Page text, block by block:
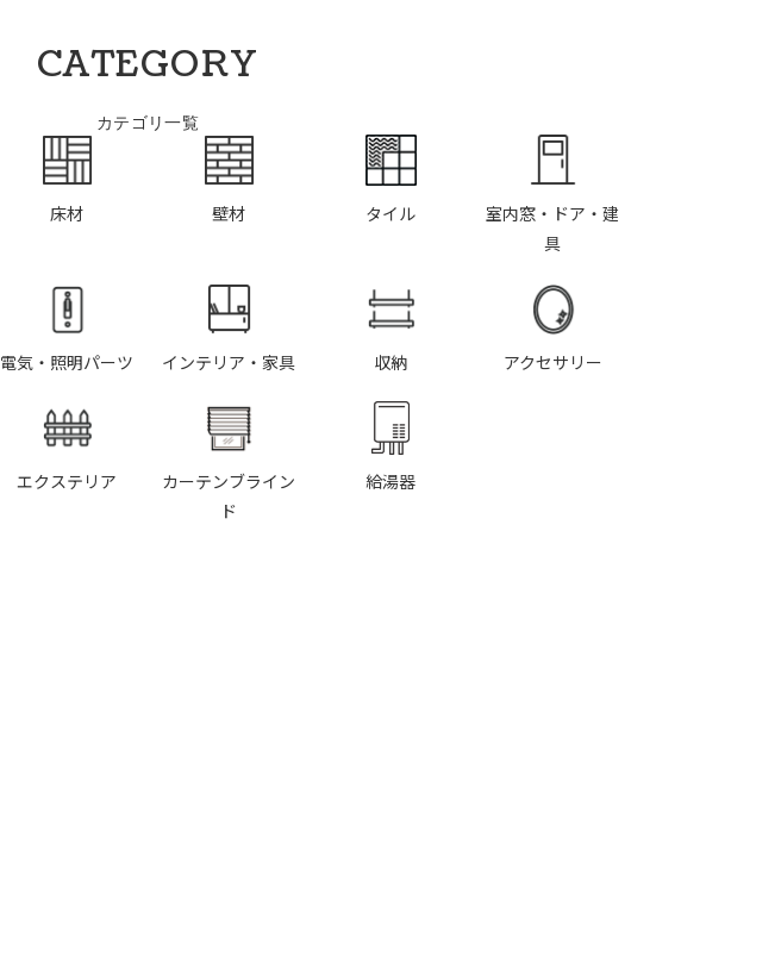
CATEGORY
カテゴリ一覧
床材 壁材 タイル
室内窓・ドア・建
具
電気・照明パーツ インテリア・家具 収納 アクセサリー
エクステリア
カーテンブライン
ド
給湯器